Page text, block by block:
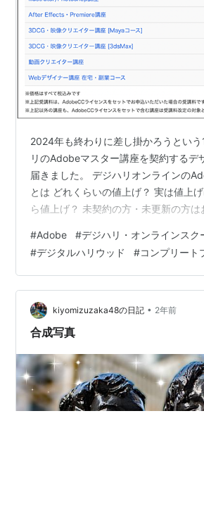
2024年も終わりに差し掛かろうという
リのAdobeマスター講座を契約するデ
届きました。 デジハリオンラインの
とは どれくらいの値上げ？ 実は値上
ら値上げ？ 未契約の方・未更新の方は
#Adobe #デジハリ・オンラインスク
#デジタルハリウッド #コンプリート
kiyomizuzaka48の日記 • 2年前
合成写真